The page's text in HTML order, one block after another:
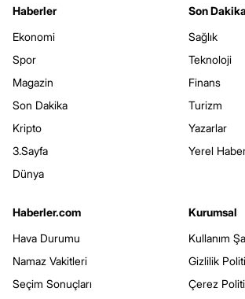
Haberler
Ekonomi
Spor
Magazin
Son Dakika
Kripto
3.Sayfa
Dünya
Son Dakika
Sağlık
Teknoloji
Finans
Turizm
Yazarlar
Yerel
Haberler.com
Hava Durumu
Namaz Vakitleri
Seçim Sonuçları
Kurumsal
Kullanım
Gizlilik
Çerez